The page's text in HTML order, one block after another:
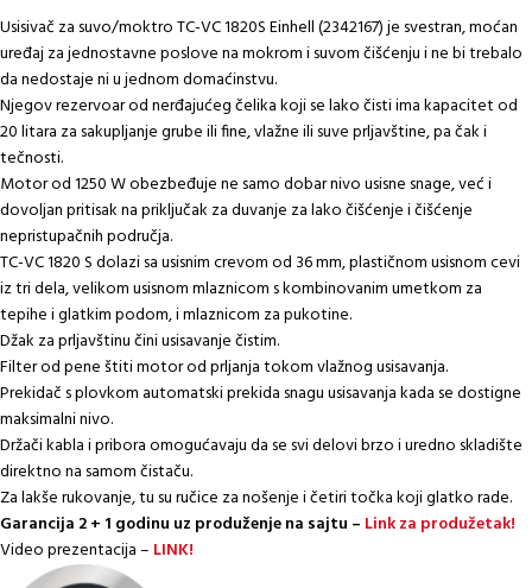
Usisivač za suvo/moktro TC-VC 1820S Einhell (2342167) je svestran, moćan
uređaj za jednostavne poslove na mokrom i suvom čišćenju i ne bi trebalo
da nedostaje ni u jednom domaćinstvu.
Njegov rezervoar od nerđajućeg čelika koji se lako čisti ima kapacitet od
20 litara za sakupljanje grube ili fine, vlažne ili suve prljavštine, pa čak i
tečnosti.
Motor od 1250 W obezbeđuje ne samo dobar nivo usisne snage, već i
dovoljan pritisak na priključak za duvanje za lako čišćenje i čišćenje
nepristupačnih područja.
TC-VC 1820 S dolazi sa usisnim crevom od 36 mm, plastičnom usisnom cevi
iz tri dela, velikom usisnom mlaznicom s kombinovanim umetkom za
tepihe i glatkim podom, i mlaznicom za pukotine.
Džak za prljavštinu čini usisavanje čistim.
Filter od pene štiti motor od prljanja tokom vlažnog usisavanja.
Prekidač s plovkom automatski prekida snagu usisavanja kada se dostigne
maksimalni nivo.
Držači kabla i pribora omogućavaju da se svi delovi brzo i uredno skladište
direktno na samom čistaču.
Za lakše rukovanje, tu su ručice za nošenje i četiri točka koji glatko rade.
Garancija 2 + 1 godinu uz produženje na sajtu – Link za produžetak!
Video prezentacija – LINK!